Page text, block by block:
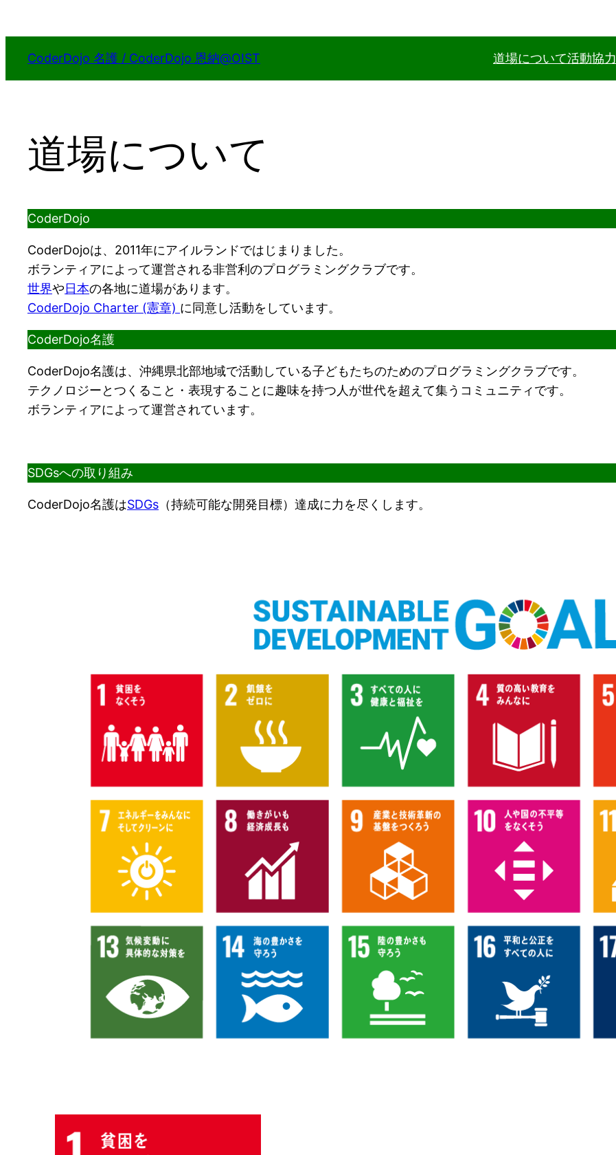
容
CoderDojo 名護 / CoderDojo 恩納@OIST 道場について活動協力
道場について
CoderDojo
CoderDojoは、2011年にアイルランドではじまりました。
ボランティアによって運営される非営利のプログラミングクラブです。
世界や日本の各地に道場があります。
CoderDojo Charter (憲章) に同意し活動をしています。
CoderDojo名護
CoderDojo名護は、沖縄県北部地域で活動している子どもたちのためのプログラミングクラブです。
テクノロジーとつくること・表現することに趣味を持つ人が世代を超えて集うコミュニティです。
ボランティアによって運営されています。
SDGsへの取り組み
CoderDojo名護はSDGs （持続可能な開発目標）達成に力を尽くします。